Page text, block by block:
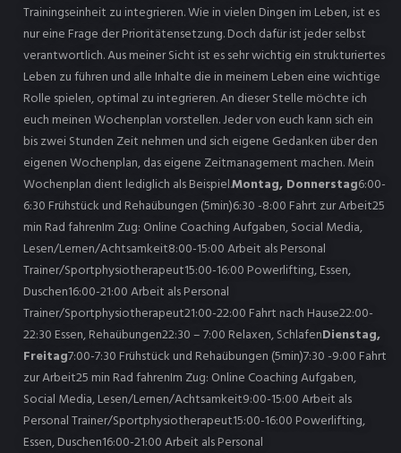
Trainingseinheit zu integrieren. Wie in vielen Dingen im Leben, ist es
nur eine Frage der Prioritätensetzung. Doch dafür ist jeder selbst
verantwortlich. Aus meiner Sicht ist es sehr wichtig ein strukturiertes
Leben zu führen und alle Inhalte die in meinem Leben eine wichtige
Rolle spielen, optimal zu integrieren. An dieser Stelle möchte ich
euch meinen Wochenplan vorstellen. Jeder von euch kann sich ein
bis zwei Stunden Zeit nehmen und sich eigene Gedanken über den
eigenen Wochenplan, das eigene Zeitmanagement machen. Mein
Wochenplan dient lediglich als Beispiel.Montag, Donnerstag6:00-
6:30 Frühstück und Rehaübungen (5min)6:30 -8:00 Fahrt zur Arbeit25
min Rad fahrenIm Zug: Online Coaching Aufgaben, Social Media,
Lesen/Lernen/Achtsamkeit8:00-15:00 Arbeit als Personal
Trainer/Sportphysiotherapeut15:00-16:00 Powerlifting, Essen,
Duschen16:00-21:00 Arbeit als Personal
Trainer/Sportphysiotherapeut21:00-22:00 Fahrt nach Hause22:00-
22:30 Essen, Rehaübungen22:30 – 7:00 Relaxen, SchlafenDienstag,
Freitag7:00-7:30 Frühstück und Rehaübungen (5min)7:30 -9:00 Fahrt
zur Arbeit25 min Rad fahrenIm Zug: Online Coaching Aufgaben,
Social Media, Lesen/Lernen/Achtsamkeit9:00-15:00 Arbeit als
Personal Trainer/Sportphysiotherapeut15:00-16:00 Powerlifting,
Essen, Duschen16:00-21:00 Arbeit als Personal